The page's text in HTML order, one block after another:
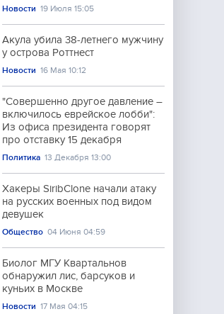
Новости 19 Июля 15:05
Акула убила 38-летнего мужчину
у острова Роттнест
Новости 16 Мая 10:12
"Совершенно другое давление –
включилось еврейское лобби":
Из офиса президента говорят
про отставку 15 декабря
Политика 13 Декабря 13:00
Хакеры SiribClone начали атаку
на русских военных под видом
девушек
Общество 04 Июня 04:59
Биолог МГУ Квартальнов
обнаружил лис, барсуков и
куньих в Москве
Новости 17 Мая 04:15